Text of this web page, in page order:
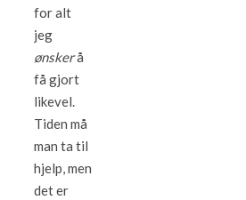
for alt
jeg
ønskerå
få gjort
likevel.
Tiden må
man ta til
hjelp, men
det er